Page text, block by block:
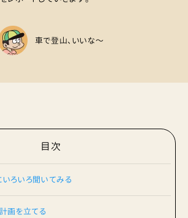
車で登山、いいな〜
目次
ろいろ聞いてみる
画を立てる